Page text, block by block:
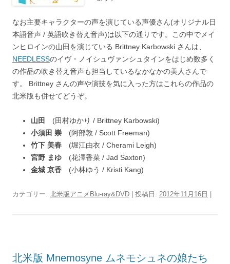
なお主要キャラクターの声を演じている声優さん(オリジナル日
本語音声 / 英語吹き替え音声)は以下の通りです。この中でメイ
ンヒロインの山田を演じている Brittney Karbowski さんは、
NEEDLESSのイヴ・ノイシュヴァンシュタインをはじめ数多く
の作品の吹き替え音声も担当しているなかなかの美人さんで
す。 Brittney さんの声や演技を気に入った方はこれらの作品の
北米版も併せてどうぞ。
山田
(田村ゆかり / Brittney Karbowski)
小須田 崇 (阿部敦 / Scott Freeman)
竹下 美春 (堀江由衣 / Cherami Leigh)
宮野 まゆ (花澤香菜 / Jad Saxton)
金城 京香 (小林ゆう / Kristi Kang)
カテゴリー: 北米版アニメBlu-ray&DVD | 投稿日: 2012年11月16日
北米版 Mnemosyne ムネモシュネの娘たち